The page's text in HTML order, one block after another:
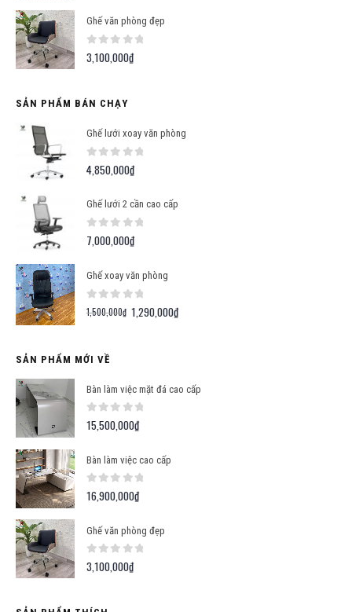
Ghế văn phòng đẹp
0 out of 5
3,100,000₫
SẢN PHẨM BÁN CHẠY
Ghế lưới xoay văn phòng
0 out of 5
4,850,000₫
Ghế lưới 2 cần cao cấp
0 out of 5
7,000,000₫
Ghế xoay văn phòng
0out of 5
1,500,000₫ Giá
1,290,000₫Giá
SẢN PHẨM MỚI VỀ
Bàn làm việc mặt đá cao cấp
0out of 5
15,500,000₫
Bàn làm việc cao cấp
0out of 5
16,900,000₫
Ghế văn phòng đẹp
0 out of 5
3,100,000₫